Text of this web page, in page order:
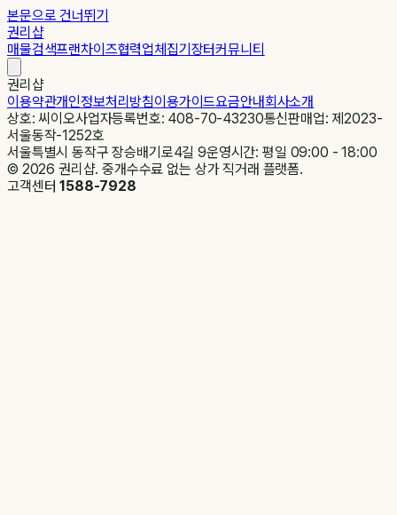
본문으로 건너뛰기
권리샵
매물검색프랜차이즈협력업체집기장터커뮤니티
권리샵
이용약관개인정보처리방침이용가이드요금안내회사소개
상호: 씨이오사업자등록번호: 408-70-43230통신판매업: 제2023-
서울동작-1252호
서울특별시 동작구 장승배기로4길 9운영시간: 평일 09:00 - 18:00
© 2026 권리샵. 중개수수료 없는 상가 직거래 플랫폼.
고객센터1588-7928